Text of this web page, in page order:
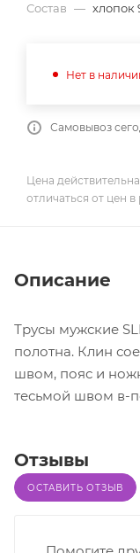
Состав — хлопок
Нет в
Самовывоз
Цена
отличаться от цен
Описание
Трусы мужские
полотна. Клин
швом, пояс и
тесьмой швом в-
Отзывы
ОСТАВИТЬ ОТЗЫВ